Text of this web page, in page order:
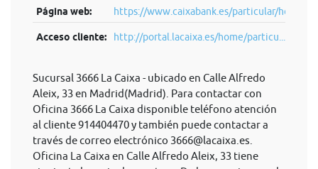
Página web: https://www.caixabank.es/particular/home/
Acceso cliente: http://portal.lacaixa.es/home/particu...
Sucursal 3666 La Caixa - ubicado en Calle Alfredo
Aleix, 33 en Madrid(Madrid). Para contactar con
Oficina 3666 La Caixa disponible teléfono atención
al cliente 914404470 y también puede contactar a
través de correo electrónico 3666@lacaixa.es
Oficina La Caixa en Calle Alfredo Aleix, 33 tiene